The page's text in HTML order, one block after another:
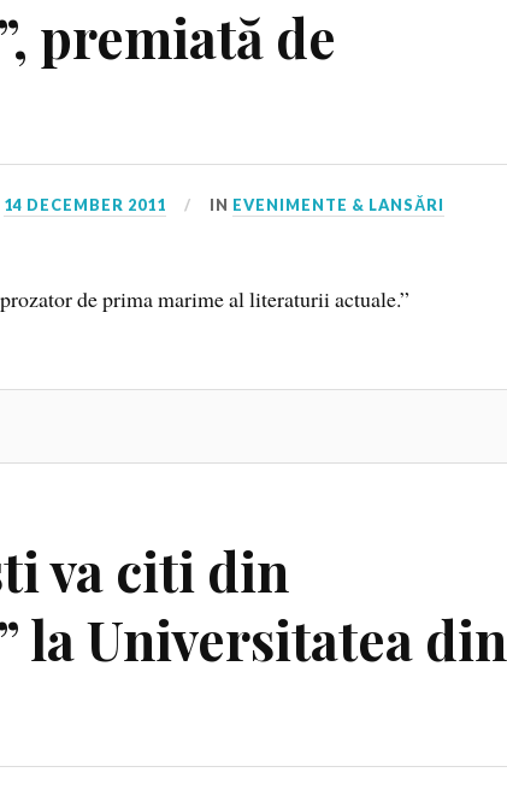
premiată de
14 DECEMBER 2011 IN EVENIMENTE & LANSĂRI
de prima marime al literaturii actuale.”
va citi din
la Universitatea din